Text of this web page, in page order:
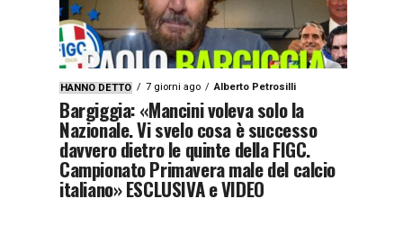
HANNO DETTO 7 giorni ago Alberto Petrosilli
Bargiggia: «Mancini voleva solo la
Nazionale. Vi svelo cosa è successo
davvero dietro le quinte della FIGC.
Campionato Primavera male del calcio
italiano» ESCLUSIVA e VIDEO